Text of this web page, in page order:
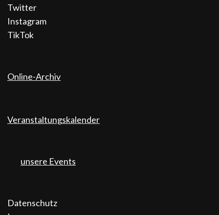
Twitter
Instagram
TikTok
Online-Archiv
Veranstaltungskalender
unsere Events
Datenschutz